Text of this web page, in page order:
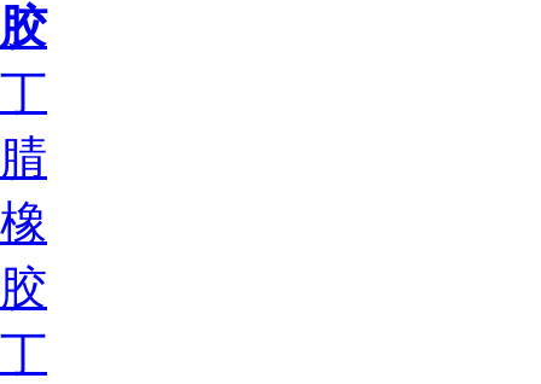
胶
丁
腈
橡
胶
丁